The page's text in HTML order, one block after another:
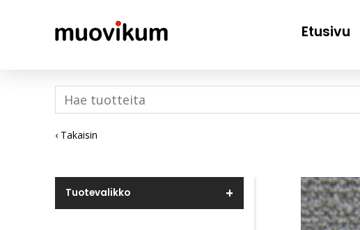
Etusivu
‹ Takaisin
Tuotevalikko